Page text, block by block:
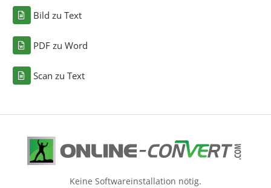
Bild zu Text
PDF zu Word
Scan zu Text
Keine Softwareinstallation nötig.